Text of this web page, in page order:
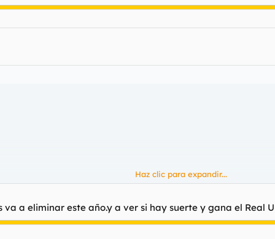
Haz clic para expandir...
va a eliminar este año.y a ver si hay suerte y gana el Real